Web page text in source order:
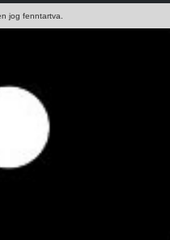
jog fenntartva.